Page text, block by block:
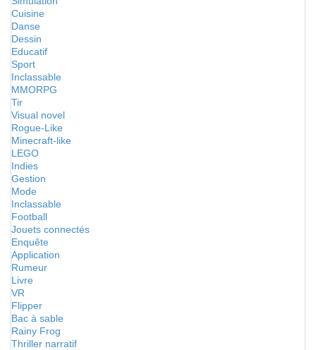
Cuisine
Danse
Dessin
Educatif
Sport
Inclassable
MMORPG
Tir
Visual novel
Rogue-Like
Minecraft-like
LEGO
Indies
Gestion
Mode
Inclassable
Football
Jouets connectés
Enquête
Application
Rumeur
Livre
VR
Flipper
Bac à sable
Rainy Frog
Thriller narratif